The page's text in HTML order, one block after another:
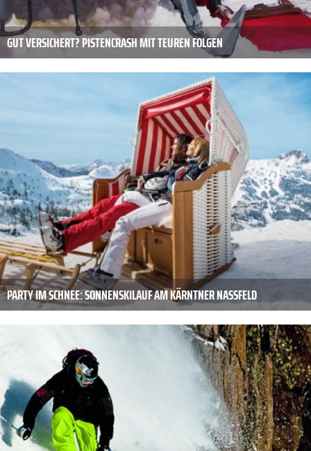
GUT VERSICHERT? PISTENCRASH MIT TEUREN FOLGEN
PARTY IM SCHNEE: SONNENSKILAUF AM KÄRNTNER NASSFELD